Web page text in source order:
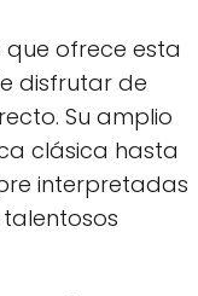
que ofrece esta
disfrutar de
Su amplio
clásica hasta
interpretadas